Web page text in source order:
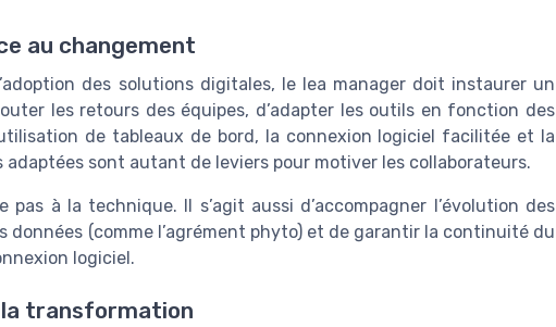
au changement
des solutions digitales, le lea manager doit instaurer un
les retours des équipes, d’adapter les outils en fonction des
de tableaux de bord, la connexion logiciel facilitée et la
adaptées sont autant de leviers pour motiver les collaborateurs.
à la technique. Il s’agit aussi d’accompagner l’évolution des
données (comme l’agrément phyto) et de garantir la continuité du
logiciel.
la transformation